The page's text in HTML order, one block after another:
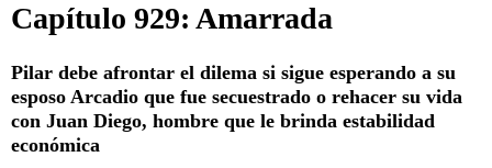
Capítulo 929: Amarrada
Pilar debe afrontar el dilema si sigue esperando a su
esposo Arcadio que fue secuestrado o rehacer su vida
con Juan Diego, hombre que le brinda estabilidad
económica